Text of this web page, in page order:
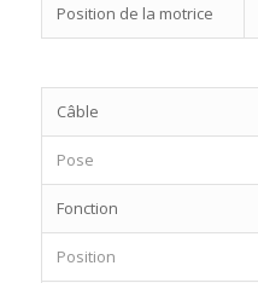
Position de la motrice
Câble
Pose
Fonction
Position